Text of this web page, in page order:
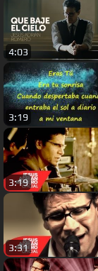
4:03
3:19
3:19
3:31